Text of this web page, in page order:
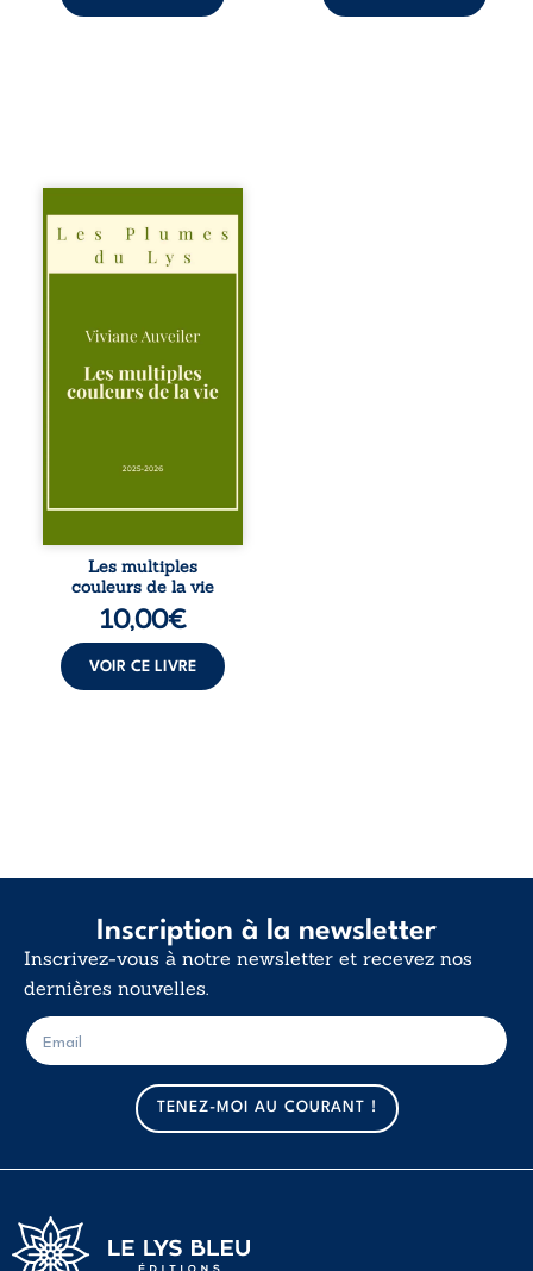
Trois récits, trois
existences saisies
à l’instant où tout
bascule. Une
l’apaisement, un
recouvre
l’espérance, tandis
pour en retrouver
Entre souvenirs,
désillusions, Les
multiples couleurs
de la vie explore la
force des liens, le
poids des non-dits
et la ...
Les multiples
couleurs de la vie
10,00€
VOIR CE LIVRE
Inscription à la newsletter
Inscrivez-vous à notre newsletter et recevez nos
dernières nouvelles.
m
a
i
l
E
-
m
TENEZ-MOI AU COURANT !